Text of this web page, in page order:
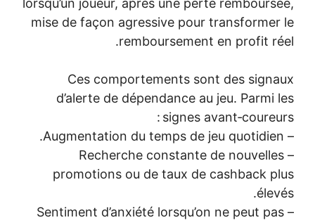
lorsqu’un joueur, après une perte
mise de façon agressive pour
remboursement
Ces comportements sont
d’alerte de dépendance au
signes
– Recherche constante
promotions ou de taux de
– Sentiment d’anxiété lorsqu’on